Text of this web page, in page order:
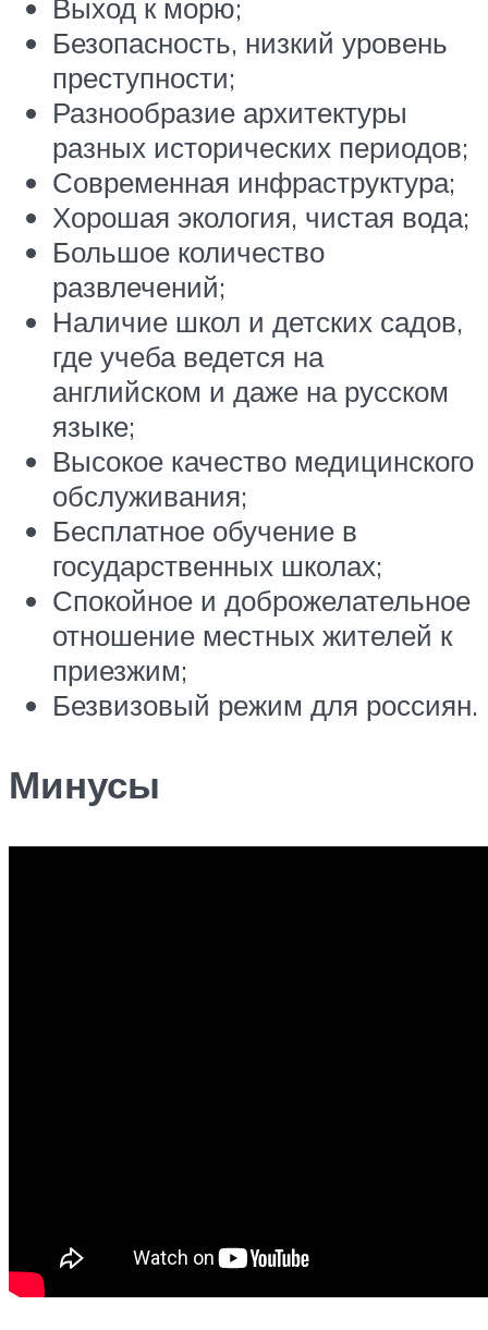
Выход к морю;
Безопасность, низкий уровень
преступности;
Разнообразие архитектуры
разных исторических периодов;
Современная инфраструктура;
Хорошая экология, чистая вода;
Большое количество
развлечений;
Наличие школ и детских садов,
где учеба ведется на
английском и даже на русском
языке;
Высокое качество медицинского
обслуживания;
Бесплатное обучение в
государственных школах;
Спокойное и доброжелательное
отношение местных жителей к
приезжим;
Безвизовый режим для россиян.
Минусы